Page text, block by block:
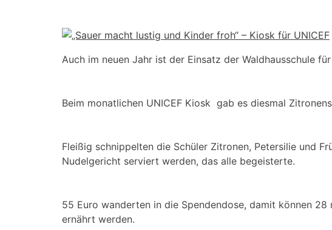
Auch im neuen Jahr ist der Einsatz der Waldhausschule
Beim monatlichen UNICEF Kiosk gab es diesmal
Fleißig schnippelten die Schüler Zitronen, Petersilie und
Nudelgericht serviert werden, das alle begeisterte.
55 Euro wanderten in die Spendendose, damit können
ernährt werden.